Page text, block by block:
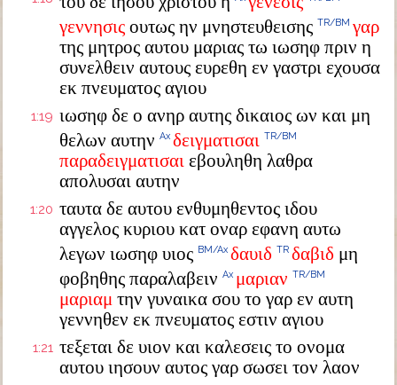
γεννησις ουτως ην μνηστευθεισης TR/BM γαρ
της μητρος αυτου μαριας τω ιωσηφ πριν η
συνελθειν αυτους ευρεθη εν γαστρι εχουσα
εκ πνευματος αγιου
1:19 ιωσηφ δε ο ανηρ αυτης δικαιος ων και μη
θελων αυτην Ax δειγματισαι TR/BM
παραδειγματισαι εβουληθη λαθρα
απολυσαι αυτην
1:20 ταυτα δε αυτου ενθυμηθεντος ιδου
αγγελος κυριου κατ οναρ εφανη αυτω
λεγων ιωσηφ υιος BM/Ax δαυιδ TR δαβιδ μη
φοβηθης παραλαβειν Ax μαριαν TR/BM
μαριαμ την γυναικα σου το γαρ εν αυτη
γεννηθεν εκ πνευματος εστιν αγιου
1:21 τεξεται δε υιον και καλεσεις το ονομα
αυτου ιησουν αυτος γαρ σωσει τον λαον